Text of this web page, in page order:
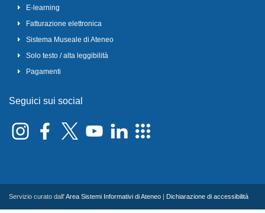
E-learning
Fatturazione elettronica
Sistema Museale di Ateneo
Solo testo / alta leggibilità
Pagamenti
Seguici sui social
Servizio curato dall'Area Sistemi Informativi di Ateneo Dichiarazione di accessibilità